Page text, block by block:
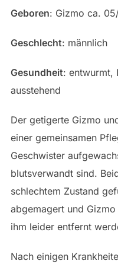
Geboren: Gizmo ca.
Geschlecht: männlich
Gesundheit: entwurmt,
ausstehend
Der getigerte Gizmo
einer gemeinsamen
Geschwister
blutsverwandt sind.
schlechtem Zustand
abgemagert und
ihm leider entfernt
Nach einigen